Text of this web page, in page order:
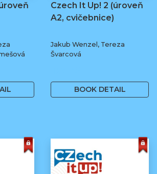
Czech It Up! 2 (úroveň
A2, cvičebnice)
Jakub Wenzel, Tereza
Švarcová
BOOK DETAIL